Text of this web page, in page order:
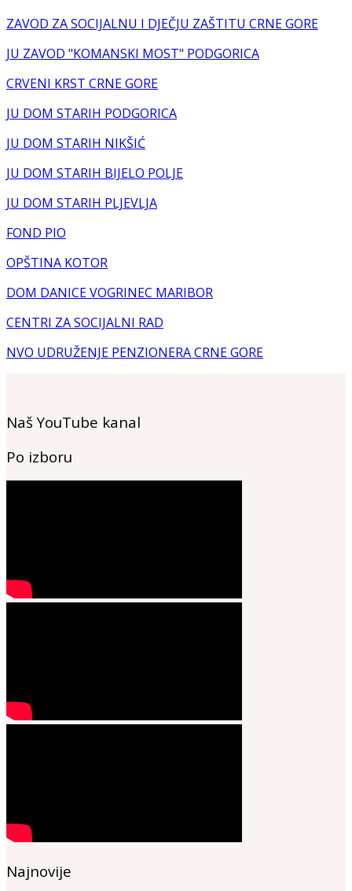
ZAVOD ZA SOCIJALNU I DJEČJU ZAŠTITU CRNE GORE
JU ZAVOD "KOMANSKI MOST" PODGORICA
CRVENI KRST CRNE GORE
JU DOM STARIH PODGORICA
JU DOM STARIH NIKŠIĆ
JU DOM STARIH BIJELO POLJE
JU DOM STARIH PLJEVLJA
FOND PIO
OPŠTINA KOTOR
DOM DANICE VOGRINEC MARIBOR
CENTRI ZA SOCIJALNI RAD
NVO UDRUŽENJE PENZIONERA CRNE GORE
Naš YouTube kanal
Po izboru
Najnovije